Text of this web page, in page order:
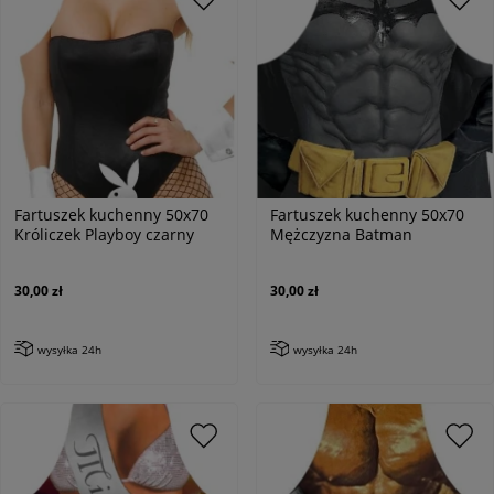
Fartuszek kuchenny 50x70
Króliczek Playboy czarny
30,00 zł
wysyłka 24h
Fartuszek kuchenny 50x70
Mężczyzna Batman
30,00 zł
wysyłka 24h